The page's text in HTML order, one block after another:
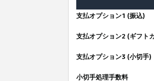
支払オプション1 (振込)
支払オプション2 (ギフト
支払オプション3 (小切手)
小切手処理手数料